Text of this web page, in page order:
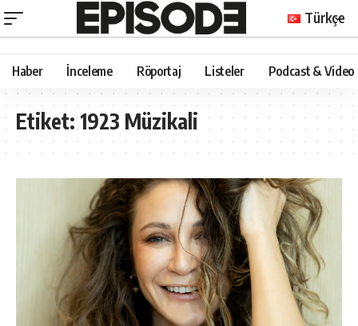
Türkçe
Haber İnceleme Röportaj Listeler Podcast & Video
Etiket:1923 Müzikali